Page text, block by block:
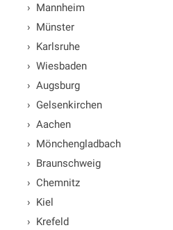
› Mannheim
› Münster
› Karlsruhe
› Wiesbaden
› Augsburg
› Gelsenkirchen
› Aachen
› Mönchengladbach
› Braunschweig
› Chemnitz
› Kiel
› Krefeld